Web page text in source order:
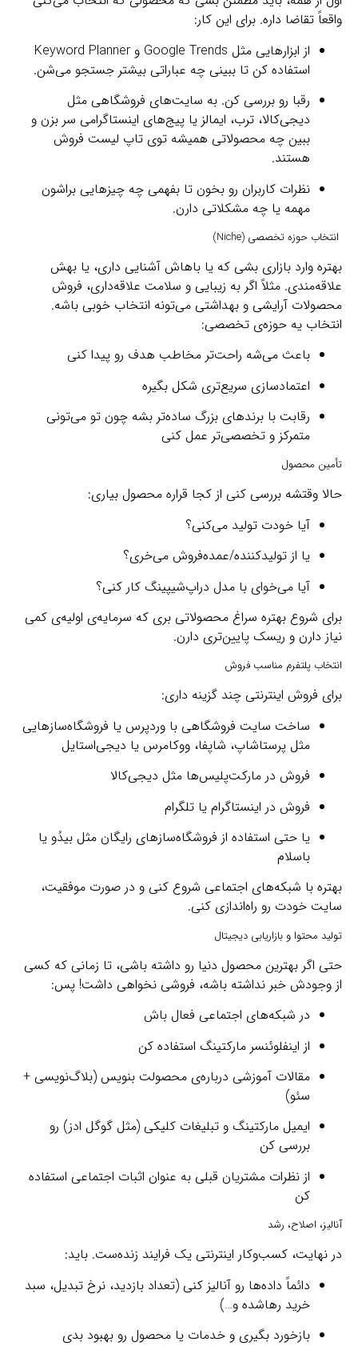
واقعاً تقاضا داره. برای این کار:
از ابزارهایی مثل Google Trends و Keyword Planner
استفاده کن تا ببینی چه عباراتی بیشتر جستجو می‌شن.
رقبا رو بررسی کن. به سایت‌های فروشگاهی مثل
دیجی‌کالا، ترب، ایمالز یا پیج‌های اینستاگرامی سر بزن و
ببین چه محصولاتی همیشه توی تاپ لیست فروش
هستند.
نظرات کاربران رو بخون تا بفهمی چه چیزهایی براشون
مهمه یا چه مشکلاتی دارن.
انتخاب حوزه تخصصی (Niche)
بهتره وارد بازاری بشی که یا باهاش آشنایی داری، یا بهش
علاقه‌مندی. مثلاً اگر به زیبایی و سلامت علاقه‌داری، فروش
محصولات آرایشی و بهداشتی می‌تونه انتخاب خوبی باشه.
انتخاب یه حوزه‌ی تخصصی:
باعث می‌شه راحت‌تر مخاطب هدف رو پیدا کنی
اعتمادسازی سریع‌تری شکل بگیره
رقابت با برندهای بزرگ ساده‌تر بشه چون تو می‌تونی
متمرکز و تخصصی‌تر عمل کنی
تأمین محصول
حالا وقتشه بررسی کنی از کجا قراره محصول بیاری:
آیا خودت تولید می‌کنی؟
یا از تولیدکننده/عمده‌فروش می‌خری؟
آیا می‌خوای با مدل دراپ‌شیپینگ کار کنی؟
برای شروع بهتره سراغ محصولاتی بری که سرمایه‌ی اولیه‌ی کمی
نیاز دارن و ریسک پایین‌تری دارن.
انتخاب پلتفرم مناسب فروش
برای فروش اینترنتی چند گزینه داری:
ساخت سایت فروشگاهی با وردپرس یا فروشگاه‌سازهایی
مثل پرستاشاپ، شاپفا، ووکامرس یا دیجی‌استایل
فروش در مارکت‌پلیس‌ها مثل دیجی‌کالا
فروش در اینستاگرام یا تلگرام
یا حتی استفاده از فروشگاه‌سازهای رایگان مثل بیدُو یا
باسلام
بهتره با شبکه‌های اجتماعی شروع کنی و در صورت موفقیت،
سایت خودت رو راه‌اندازی کنی.
تولید محتوا و بازاریابی دیجیتال
حتی اگر بهترین محصول دنیا رو داشته باشی، تا زمانی که کسی
از وجودش خبر نداشته باشه، فروشی نخواهی داشت! پس:
در شبکه‌های اجتماعی فعال باش
از اینفلوئنسر مارکتینگ استفاده کن
مقالات آموزشی درباره‌ی محصولت بنویس (بلاگ‌نویسی +
سئو)
ایمیل مارکتینگ و تبلیغات کلیکی (مثل گوگل ادز) رو
بررسی کن
از نظرات مشتریان قبلی به عنوان اثبات اجتماعی استفاده
کن
آنالیز، اصلاح، رشد
در نهایت، کسب‌وکار اینترنتی یک فرایند زنده‌ست. باید:
دائماً داده‌ها رو آنالیز کنی (تعداد بازدید، نرخ تبدیل، سبد
خرید رهاشده و…)
بازخورد بگیری و خدمات یا محصول رو بهبود بدی